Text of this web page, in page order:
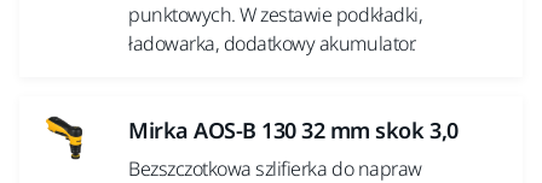
punktowych. W zestawie podkładki,
ładowarka, dodatkowy akumulator.
Mirka AOS-B 130 32 mm skok 3,0
Bezszczotkowa szlifierka do napraw